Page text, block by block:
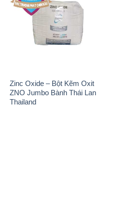
Zinc Oxide – Bột Kẽm Oxit
ZNO Jumbo Bành Thái Lan
Thailand